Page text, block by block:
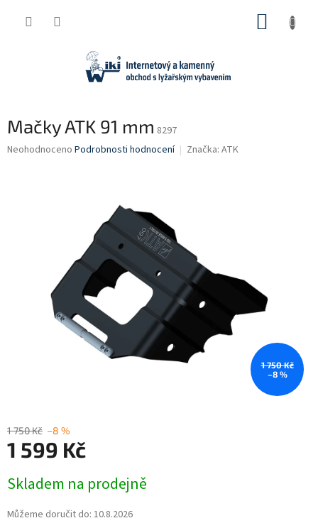
Mačky ATK 91 mm 8297
Průměrné
Neohodnoceno Podrobnosti hodnocení Značka: ATK
1 750 Kč
–8 %
1 750 Kč –8 %
1 599 Kč
cena:
Skladem na prodejně
Můžeme doručit do: 10.8.2026